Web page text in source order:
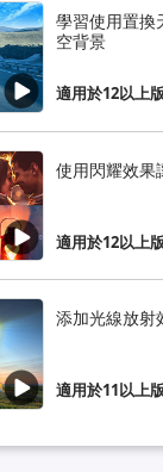
學習使用置換
空背景
適用於12以上
使用閃耀效果
適用於12以上
添加光線放
適用於11以上